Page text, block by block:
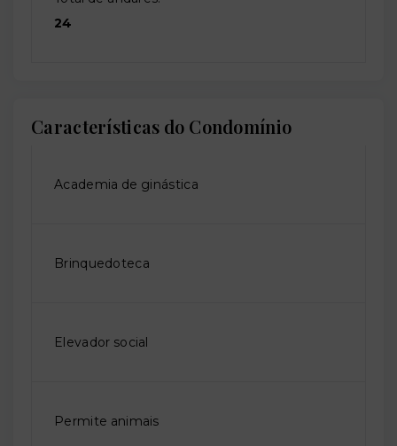
24
Características do Condomínio
Academia de ginástica
Brinquedoteca
Elevador social
Permite animais